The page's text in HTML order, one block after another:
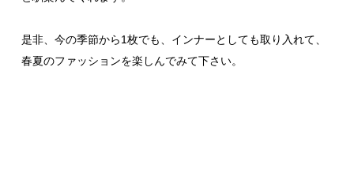
是非、今の季節から1枚でも、インナーとしても取り入れて、
春夏のファッションを楽しんでみて下さい。